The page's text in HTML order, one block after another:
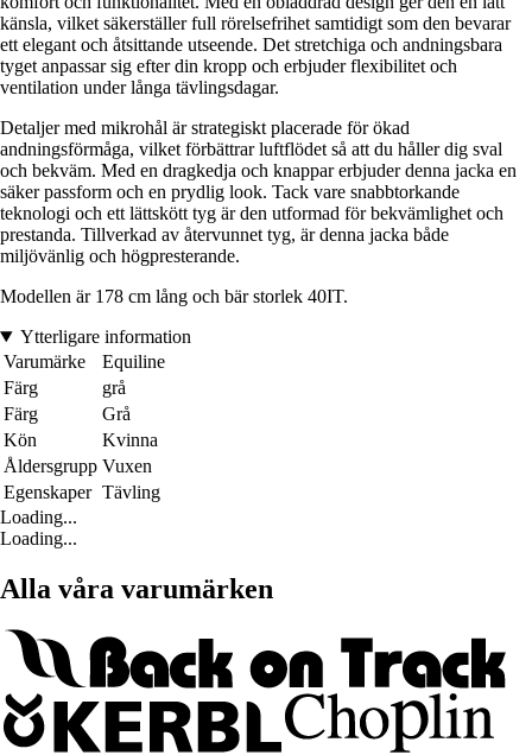
känsla, vilket säkerställer full rörelsefrihet samtidigt som den bevarar
ett elegant och åtsittande utseende. Det stretchiga och andningsbara
tyget anpassar sig efter din kropp och erbjuder flexibilitet och
ventilation under långa tävlingsdagar.
Detaljer med mikrohål är strategiskt placerade för ökad
andningsförmåga, vilket förbättrar luftflödet så att du håller dig sval
och bekväm. Med en dragkedja och knappar erbjuder denna jacka en
säker passform och en prydlig look. Tack vare snabbtorkande
teknologi och ett lättskött tyg är den utformad för bekvämlighet och
prestanda. Tillverkad av återvunnet tyg, är denna jacka både
miljövänlig och högpresterande.
Modellen är 178 cm lång och bär storlek 40IT.
Ytterligare information
Varumärke
Equiline
Färg
grå
Färg
Grå
Kön
Kvinna
Åldersgrupp Vuxen
Egenskaper Tävling
Loading...
Loading...
Alla våra varumärken